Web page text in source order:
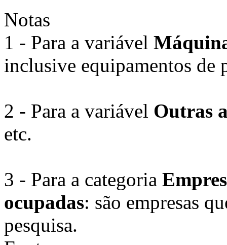
Notas
1 - Para a variável
inclusive equipamentos de
2 - Para a variável Outras
etc.
3 - Para a categoria
ocupadas: são empresas
pesquisa.